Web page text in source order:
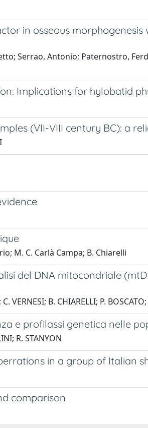
in osseous
Serrao, Antonio; Paternostro,
Implications for hylobatid
(VII-VIII century BC): a
M. C. Carlà Campa; B. Chiarelli
del DNA mitocondriale
VERNESI; B. CHIARELLI; P.
e profilassi genetica nelle
R. STANYON
in a group of Italian
comparison